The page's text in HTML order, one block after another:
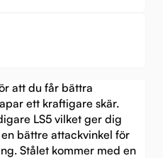
att du får bättra
ett kraftigare skär.
LS5 vilket ger dig
bättre attackvinkel för
Stålet kommer med en